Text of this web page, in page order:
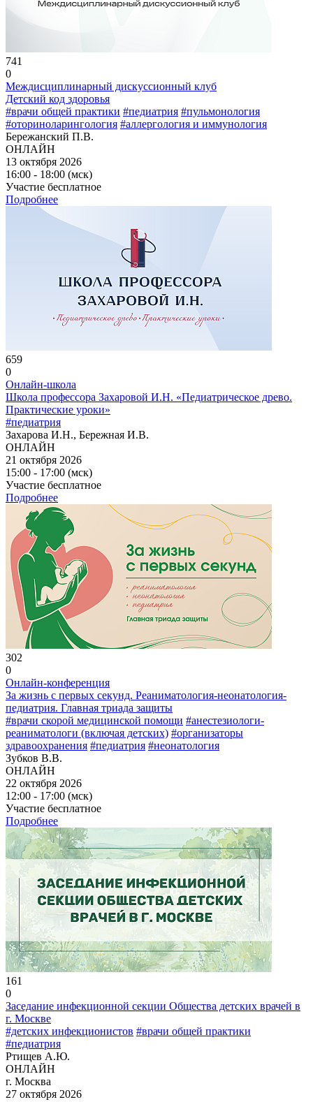
741
0
Междисциплинарный дискуссионный клуб
Детский код здоровья
#врачи общей практики #педиатрия #пульмонология
#оториноларингология #аллергология и иммунология
Бережанский П.В.
ОНЛАЙН
13 октября 2026
16:00 - 18:00 (мск)
Участие бесплатное
Подробнее
659
0
Онлайн-школа
Школа профессора Захаровой И.Н. «Педиатрическое древо.
Практические уроки»
#педиатрия
Захарова И.Н., Бережная И.В.
ОНЛАЙН
21 октября 2026
15:00 - 17:00 (мск)
Участие бесплатное
Подробнее
302
0
Онлайн-конференция
За жизнь с первых секунд. Реаниматология-неонатология-
педиатрия. Главная триада защиты
#врачи скорой медицинской помощи #анестезиологи-
реаниматологи (включая детских) #организаторы
здравоохранения #педиатрия #неонатология
Зубков В.В.
ОНЛАЙН
22 октября 2026
12:00 - 17:00 (мск)
Участие бесплатное
Подробнее
161
0
Заседание инфекционной секции Общества детских врачей в
г. Москве
#детских инфекционистов #врачи общей практики
#педиатрия
Ртищев А.Ю.
ОНЛАЙН
г. Москва
27 октября 2026